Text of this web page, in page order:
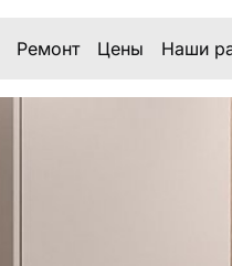
Ремонт Цены Наши